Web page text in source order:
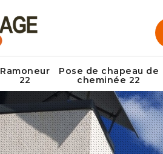
Ramoneur
22
Pose de chapeau de
cheminée 22